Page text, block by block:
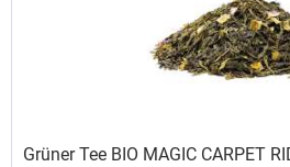
Grüner Tee BIO MAGIC CARPET